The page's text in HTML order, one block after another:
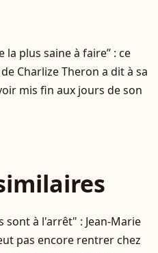
la plus saine à faire” : ce
Charlize Theron a dit à sa
mis fin aux jours de son
sont à l'arrêt" : Jean-Marie
pas encore rentrer chez